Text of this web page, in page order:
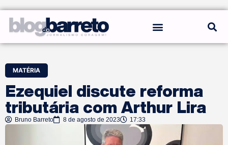
MATÉRIA
Ezequiel discute reforma
tributária com Arthur Lira
Bruno Barreto 8 de agosto de 2023 17:33